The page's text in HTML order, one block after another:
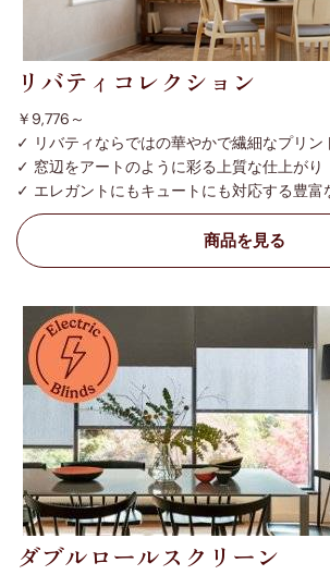
リバティコレクション
￥9,776～
✓ リバティならではの華やかで繊細なプリン
✓ 窓辺をアートのように彩る上質な仕上がり
✓ エレガントにもキュートにも対応する豊富
商品を見る
ダブルロールスクリーン